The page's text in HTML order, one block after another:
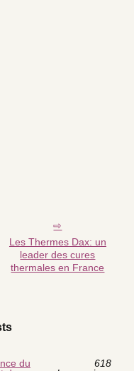
Les Thermes Dax: un
leader des cures
thermales en France
du
618